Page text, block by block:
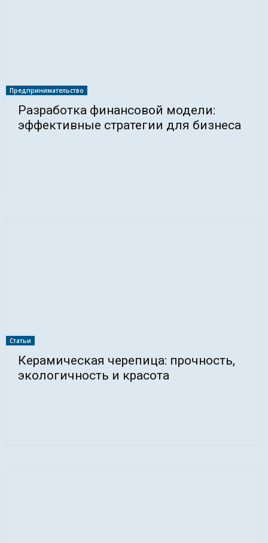
Предпринимательство
Разработка финансовой модели:
эффективные стратегии для бизнеса
Статьи
Керамическая черепица: прочность,
экологичность и красота